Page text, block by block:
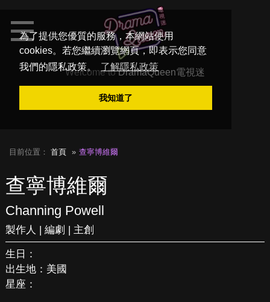
為了提供您優質的服務，本網站使用
cookies。若您繼續瀏覽網頁，即表示您同意
我們的隱私政策。
了解隱私政策
我知道了
Welcome toDramaQueen電視迷
目前位置： 首頁 查寧博維爾
查寧博維爾
Channing Powell
製作人 | 編劇 | 主創
生日：
出生地：美國
星座：